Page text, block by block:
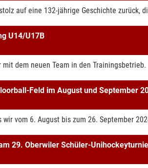
auf eine 132-jährige Geschichte zurück,
U14/U17B
dem neuen Team in den
Feld im August und September
wir vom 6. August bis zum 26. September
29. Oberwiler Schüler-